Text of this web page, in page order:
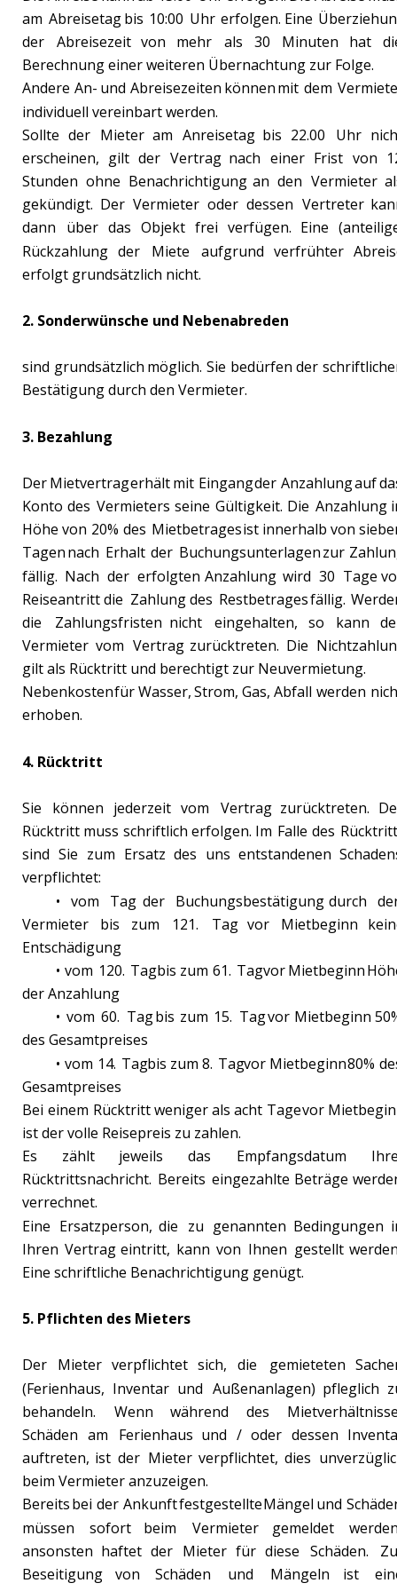
am Abreisetagbis 10:00 Uhr erfolgen. Eine
der
Abreisezeit von mehr als 30 Minuten hat
Berechnung einer weiteren Übernachtung zur Folge.
Andere An- und Abreisezeiten könnenmit dem
individuell vereinbart werden.
Sollte der Mieter am Anreisetag bis 22.00 Uhr
erscheinen, gilt der Vertrag nach einer Frist von
Stunden ohne Benachrichtigung an den Vermieter
gekündigt. Der Vermieter oder dessen Vertreter
dann
über das Objekt frei verfügen. Eine
Rückzahlung der Miete aufgrund verfrühter
erfolgt grundsätzlich nicht.
2. Sonderwünsche und Nebenabreden
sind grundsätzlich möglich. Sie bedürfen der
Bestätigung durch den Vermieter.
3. Bezahlung
DerMietvertragerhältmit Eingangder Anzahlungauf
Konto des Vermieters seine Gültigkeit. Die Anzahlung
Höhe von 20% des Mietbetragesist innerhalb von
Tagennach Erhalt der Buchungsunterlagenzur
fällig. Nach der erfolgten Anzahlung wird 30 Tage
Reiseantrittdie Zahlungdes Restbetragesfällig.
die
Zahlungsfristen nicht eingehalten, so kann
Vermieter vom Vertrag zurücktreten. Die
gilt als Rücktritt und berechtigt zur Neuvermietung.
NebenkostenfürWasser,Strom, Gas, Abfall werden
erhoben.
4. Rücktritt
Sie können jederzeit vom Vertrag zurücktreten.
Rücktritt muss schriftlich erfolgen. Im Falle des
sind Sie zum Ersatz des uns entstandenen
verpflichtet:
•
vom Tag der Buchungsbestätigung durch
Vermieter
bis zum 121. Tag vor Mietbeginn
Entschädigung
• vom 120. Tagbis zum 61. Tagvor Mietbeginn
der Anzahlung
• vom 60. Tagbis zum 15. Tagvor Mietbeginn
des Gesamtpreises
• vom 14. Tagbis zum 8. Tagvor Mietbeginn80%
Gesamtpreises
Bei einem Rücktrittwenigerals acht Tagevor
ist der volle Reisepreis zu zahlen.
Es
zählt jeweils das Empfangsdatum
Rücktrittsnachricht. Bereits eingezahlte Beträge
verrechnet.
Eine Ersatzperson, die zu genannten Bedingungen
Ihren Vertrag eintritt, kann von Ihnen gestellt
Eine schriftliche Benachrichtigung genügt.
5. Pflichten des Mieters
Der Mieter verpflichtet sich, die gemieteten
(Ferienhaus, Inventar und Außenanlagen) pfleglich
behandeln.
Wenn während des
Schäden am Ferienhaus und / oder dessen
auftreten, ist der Mieter verpflichtet, dies
beim Vermieter anzuzeigen.
Bereitsbei der AnkunftfestgestellteMängel und
müssen
sofort beim Vermieter gemeldet
ansonsten haftet der Mieter für diese Schäden.
Beseitigung
von Schäden und Mängeln ist